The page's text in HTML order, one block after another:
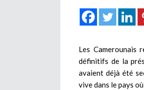
Les Camerounais
définitifs de la
avaient déjà été
vive dans le pays